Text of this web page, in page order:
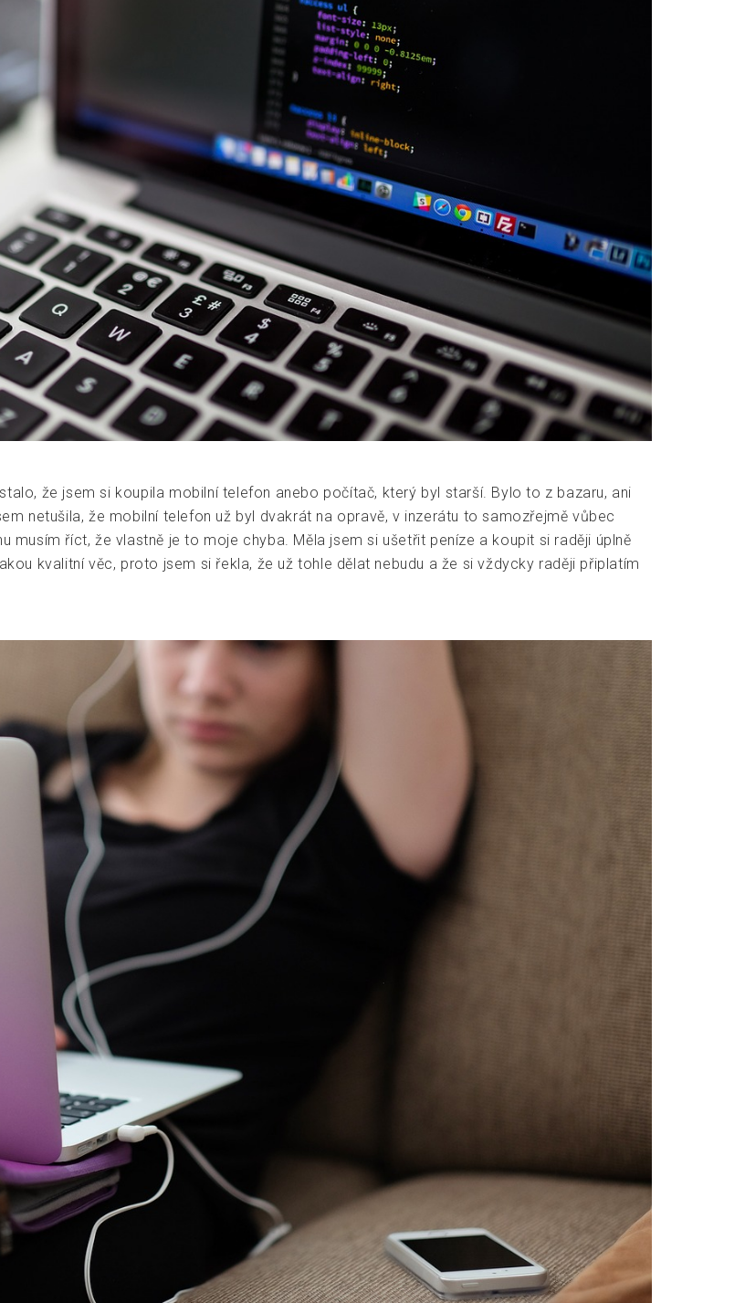
že jsem si koupila mobilní telefon anebo počítač, který byl starší. Bylo to z bazaru, ani
netušila, že mobilní telefon už byl dvakrát na opravě, v inzerátu to samozřejmě vůbec
musím říct, že vlastně je to moje chyba. Měla jsem si ušetřit peníze a koupit si raději úplně
kvalitní věc, proto jsem si řekla, že už tohle dělat nebudu a že si vždycky raději připlatím